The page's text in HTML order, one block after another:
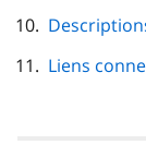
Liens